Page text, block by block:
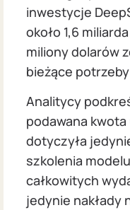
inwestycje
około 1,6
miliony dolarów
bieżące
Analitycy
podawana
dotyczyła
szkolenia
całkowitych
jedynie nakłady